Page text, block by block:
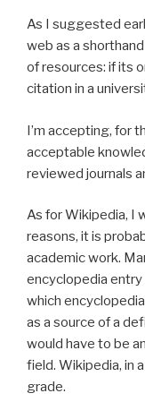
As I suggested
web as a
of resources: if its
citation in a
I’m accepting, for
acceptable
reviewed journals
As for Wikipedia, I
reasons, it is
academic work.
encyclopedia entry
which
as a source of a
would have to be
field. Wikipedia, in
grade.